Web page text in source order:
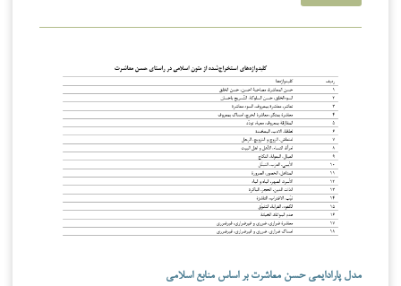
مدل پارادایمی حسن معاشرت بر اساس منابع اسلامی